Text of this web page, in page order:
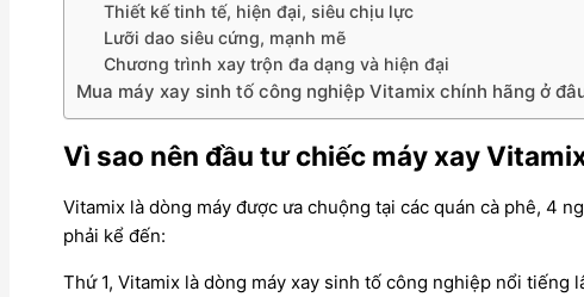
Thiết kế tinh tế, hiện đại, siêu chịu lực
Lưỡi dao siêu cứng, mạnh mẽ
Chương trình xay trộn đa dạng và hiện đại
Mua máy xay sinh tố công nghiệp Vitamix chính hãng ở
Vì sao nên đầu tư chiếc máy xay
Vitamix là dòng máy được ưa chuộng tại các quán cà phê, 4
phải kể đến:
Thứ 1, Vitamix là dòng máy xay sinh tố công nghiệp nổi tiếng